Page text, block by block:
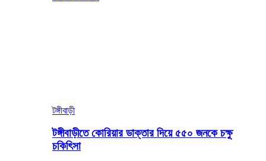
টঙ্গীবাড়ী
টঙ্গীবাড়ীতে কোরিয়ার ডাক্তার দিয়ে ৫৫০ জনকে চক্ষু
চকিৎিসা